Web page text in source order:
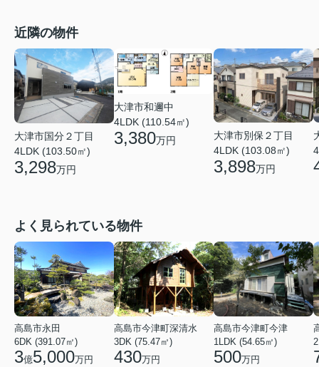
近隣の物件
大津市国分２丁目
4LDK (103.50㎡)
3,298万円
大津市和邇中
4LDK (110.54㎡)
3,380万円
大津市別保２丁目
4LDK (103.08㎡)
3,898万円
よく見られている物件
高島市永田
6DK (391.07㎡)
3億5,000万円
高島市今津町深清水
3DK (75.47㎡)
430万円
高島市今津町今津
1LDK (54.65㎡)
500万円